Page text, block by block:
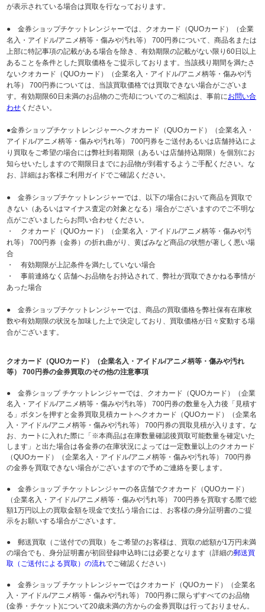
が表示されている場合は買取を行なっております。
● 金券ショップチケットレンジャーでは、クオカード（QUOカード）（企業
名入・アイドル/アニメ柄等・傷みや汚れ等） 700円券について、商品名または
上部に特記事項の記載がある場合を除き、有効期限の記載がない限り60日以上
あることを条件とした買取価格をご提示しております。当該残り期間を満たさ
ないクオカード（QUOカード）（企業名入・アイドル/アニメ柄等・傷みや汚
れ等） 700円券については、当該買取価格では買取できない場合がございま
す。有効期限60日未満のお品物のご売却についてのご相談は、事前にお問い合
わせ ください。
●金券ショップチケットレンジャーへクオカード（QUOカード）（企業名入・
アイドル/アニメ柄等・傷みや汚れ等） 700円券をご送付あるいは店舗持込によ
り買取をご希望の場合には弊社到着期限（あるいは店舗持込期限）を個別にお
知らせいたしますので期限日までにお品物が到着するようご手配ください。な
お、詳細はお客様ご利用ガイドでご確認ください。
● 金券ショップチケットレンジャーでは、以下の場合において商品を買取で
きない（あるいはマイナス査定の対象となる）場合がございますのでご不明な
点がございましたらお問い合わせください。
・ クオカード（QUOカード）（企業名入・アイドル/アニメ柄等・傷みや汚
れ等） 700円券（金券）の折れ曲がり、黄ばみなど商品の状態が著しく悪い場
合
・ 有効期限が上記条件を満たしていない場合
・ 事前連絡なく店舗へお品物をお持込されて、弊社が買取できかねる事情が
あった場合
● 金券ショップチケットレンジャーでは、商品の買取価格を弊社保有在庫枚
数や有効期限の状況を加味した上で決定しており、買取価格が日々変動する場
合がございます。
クオカード（QUOカード）（企業名入・アイドル/アニメ柄等・傷みや汚れ
等） 700円券の金券買取のその他の注意事項
● 金券ショップ チケットレンジャーでは、クオカード（QUOカード）（企業
名入・アイドル/アニメ柄等・傷みや汚れ等） 700円券の数量を入力後「見積す
る」ボタンを押すと金券買取見積カートへクオカード（QUOカード）（企業名
入・アイドル/アニメ柄等・傷みや汚れ等） 700円券の買取見積が入ります。な
お、カートに入れた際に「※本商品は在庫数量確認後買取可能数量を確定いた
します」と出た場合は各金券の在庫状況によっては一定数量以上のクオカード
（QUOカード）（企業名入・アイドル/アニメ柄等・傷みや汚れ等） 700円券
の金券を買取できない場合がございますので予めご連絡を要します。
● 金券ショップ チケットレンジャーの各店舗でクオカード（QUOカード）
（企業名入・アイドル/アニメ柄等・傷みや汚れ等） 700円券を買取する際で総
額1万円以上の買取金額を現金で支払う場合には、お客様の身分証明書のご提
示をお願いする場合がございます。
● 郵送買取（ご送付での買取）をご希望のお客様は、買取の総額が1万円未満
の場合でも、身分証明書が初回登録申込時には必要となります（詳細の郵送買
取（ご送付による買取）の流れでご確認ください）
● 金券ショップ チケットレンジャーではクオカード（QUOカード）（企業名
入・アイドル/アニメ柄等・傷みや汚れ等） 700円券に限らずすべてのお品物
(金券・チケット)について20歳未満の方からの金券買取は行っておりません。